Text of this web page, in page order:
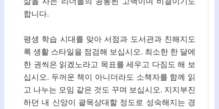
합니다.
평생 학습 시대를 맞아 서점과 도서관과 친해지도
록 생활 스타일을 점검해 보십시오. 최소한 한 달에
한 권씩은 읽겠노라고 목표를 세우고 다짐도 해 보
십시오. 두꺼운 책이 아니더라도 소책자를 함께 읽
고 나누는 모임 같은 것도 꾸며 보십시오. 지지부진
하던 내 신앙이 괄목상대할 정도로 성숙해지는 경